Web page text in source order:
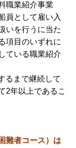
職業紹介事業
員として雇い入
いを行うに当た
項目のいずれに
ている職業紹介
るまで継続して
2年以上であるこ
難者コース）は